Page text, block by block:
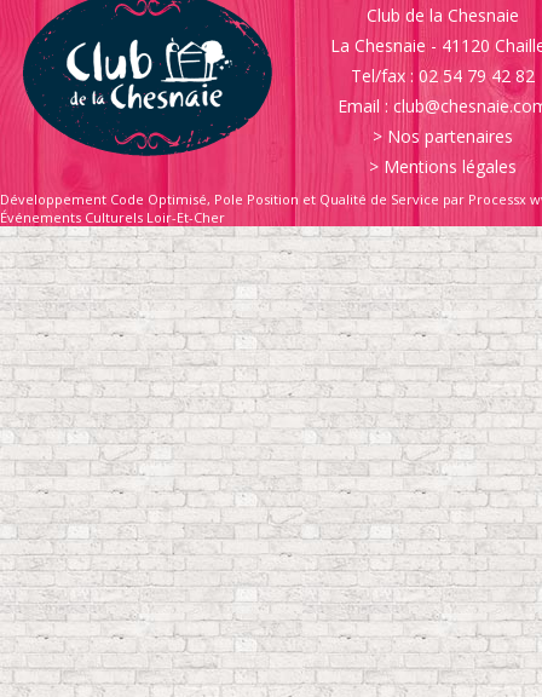
Club de la Chesnaie
La Chesnaie - 41120
Tel/fax : 02 54 79 42 82
Email :
> Nos partenaires
> Mentions légales
Développement Code Optimisé, Pole Position et Qualité de Service par Processx
Événements Culturels Loir-Et-Cher